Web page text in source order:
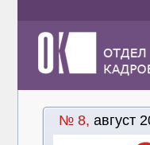
№ 8, август